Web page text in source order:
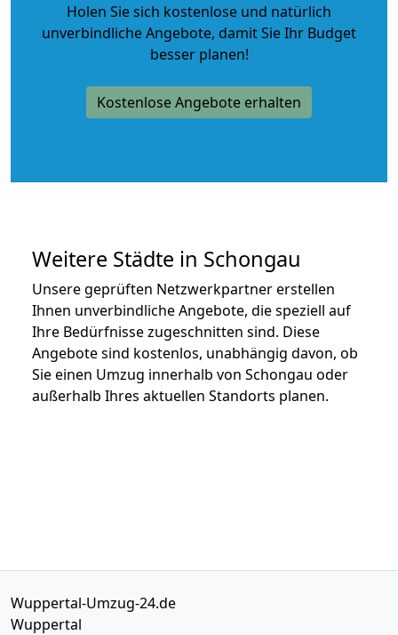
Holen Sie sich kostenlose und natürlich
unverbindliche Angebote, damit Sie Ihr Budget
besser planen!
Kostenlose Angebote erhalten
Weitere Städte in Schongau
Unsere geprüften Netzwerkpartner erstellen
Ihnen unverbindliche Angebote, die speziell auf
Ihre Bedürfnisse zugeschnitten sind. Diese
Angebote sind kostenlos, unabhängig davon, ob
Sie einen Umzug innerhalb von Schongau oder
außerhalb Ihres aktuellen Standorts planen.
Wuppertal-Umzug-24.de
Wuppertal